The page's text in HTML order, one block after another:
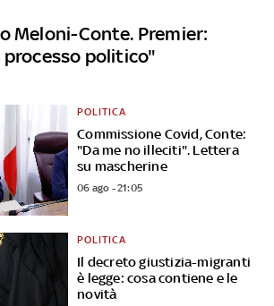
Meloni-Conte. Premier:
politico"
Commissione Covid, Conte:
"Da me no illeciti". Lettera
su mascherine
POLITICA
06 ago - 21:05
Il decreto giustizia-migranti
è legge: cosa contiene e le
novità
POLITICA